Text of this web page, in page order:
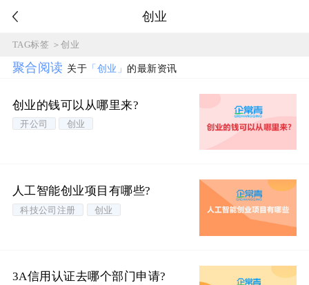
创业
TAG标签 ＞创业
聚合阅读 关于 「创业」 的最新资讯
创业的钱可以从哪里来?
开公司 创业
人工智能创业项目有哪些?
科技公司注册 创业
3A信用认证去哪个部门申请?